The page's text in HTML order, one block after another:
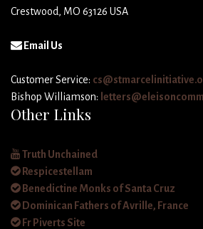
Crestwood, MO 63126 USA
Email Us
Customer Service:
Bishop Williamson:
Other Links
Truth Unchained
Respicestellam
Benedictine Monks of Santa Cruz
Dominican Fathers of Avrille, France
Fr Piverts Site